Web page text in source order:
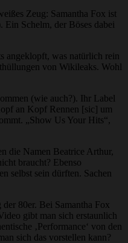
Zeug: Samantha Fox ist
Ein Schelm, der Böses dabei
angeklopft, was natürlich rein
von Wikileaks. Wohl
(wie auch?). Ihr Label
an Kopf Rennen [sic] um
„Show Us Your Hits“,
die Namen Beatrice Arthur,
braucht? Ebenso
selbst sein dürften. Sachen
80er. Bei Samantha Fox
gibt man sich erstaunlich
‚Performance‘ von den
sich das vorstellen kann?